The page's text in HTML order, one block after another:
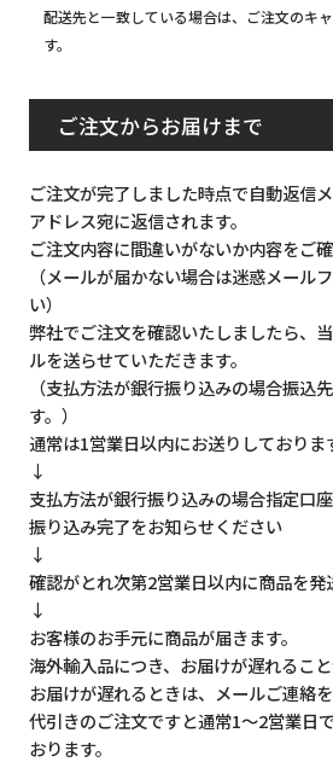
配送先と一致している場合は、ご注文のキ
す。
ご注文からお届けまで
ご注文が完了しました時点で自動返信
アドレス宛に返信されます。
ご注文内容に間違いがないか内容をご確
（メールが届かない場合は迷惑メール
い）
弊社でご注文を確認いたしましたら、
ルを送らせていただきます。
（支払方法が銀行振り込みの場合振込
す。）
通常は1営業日以内にお送りしておりま
↓
支払方法が銀行振り込みの場合指定口
振り込み完了をお知らせください
↓
確認がとれ次第2営業日以内に商品を発
↓
お客様のお手元に商品が届きます。
海外輸入品につき、お届けが遅れること
お届けが遅れるときは、メールご連絡を
代引きのご注文ですと通常1～2営業日
おります。